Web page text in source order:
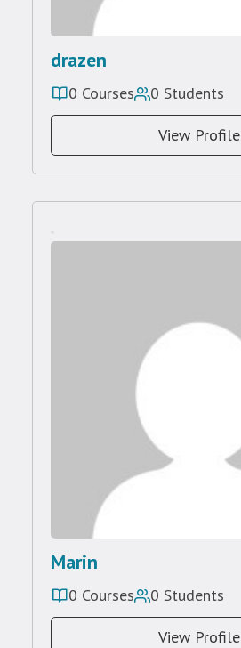
drazen
0 Courses 0 Students
View Profile
Marin
0 Courses 0 Students
View Profile